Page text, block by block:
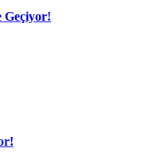
Geçiyor!